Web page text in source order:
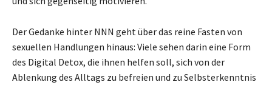
Der Gedanke hinter NNN geht über das reine Fasten von
sexuellen Handlungen hinaus: Viele sehen darin eine Form
des Digital Detox, die ihnen helfen soll, sich von der
Ablenkung des Alltags zu befreien und zu Selbsterkenntnis